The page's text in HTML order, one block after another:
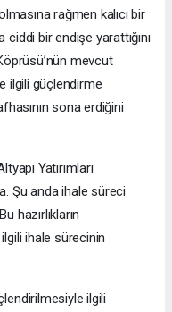
rağmen kalıcı bir
bir endişe yarattığını
mevcut
ilgili güçlendirme
sona erdiğini
Yatırımları
Şu anda ihale süreci
hazırlıkların
ihale sürecinin
ilgili